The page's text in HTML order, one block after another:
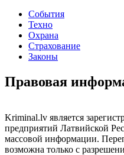
События
Техно
Охрана
Страхование
Законы
Правовая
Kriminal.lv является
предприятий Латвийской
массовой информации.
возможна только с